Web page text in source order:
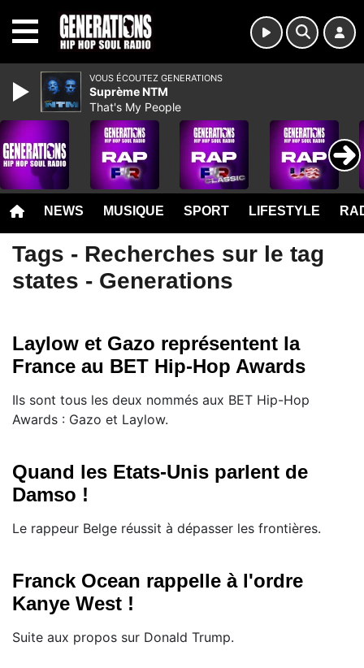
NEWS MUSIQUE SPORT LIFESTYLE
Tags - Recherches sur le tag
states - Generations
Laylow et Gazo représentent la
France au BET Hip-Hop Awards
Ils sont tous les deux nommés aux BET Hip-Hop
Awards : Gazo et Laylow.
Quand les Etats-Unis parlent de
Damso !
Le rappeur Belge réussit à dépasser les frontières.
Franck Ocean rappelle à l'ordre
Kanye West !
Suite aux propos sur Donald Trump.
VOUS ÉCOUTEZ GENERATIONS
Suprème NTM
That's My People